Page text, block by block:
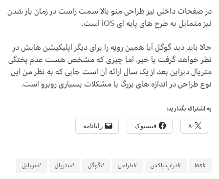
در صفحات داخلی نیز طراحی منو بالا سمت راست در زمان باز شدن
نیز متمایل به طرح های پایه ای iOS است.
حالا باید دید گوگل آیا همین رویه را برای دیگر اپلیکیشن هایش در
نظر خواهد گرفت یا خیر. اما چیزی که مشخص هست عدم پختگی
متریال دیزاین بعد از یک سال ارائه آن است جایی که به نظر من این
نوع طراحی در اندازه های بزرگ با مشکلات بسیاری روبرو است.
به اشتراک بگذارید:
X فیسبوک رایانامه
#ios #دراپ باکس #طراحی #گوگل #متریال #موبایل